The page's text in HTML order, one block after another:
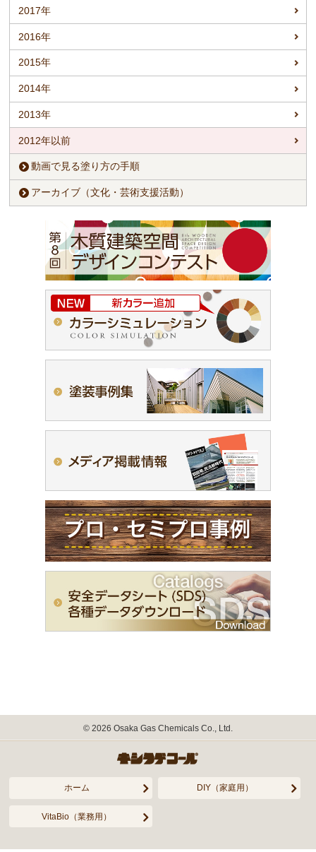
2017年
2016年
2015年
2014年
2013年
2012年以前
動画で見る塗り方の手順
アーカイブ（文化・芸術支援活動）
© 2026 Osaka Gas Chemicals Co., Ltd.
ホーム DIY（家庭用）
VitaBio（業務用）